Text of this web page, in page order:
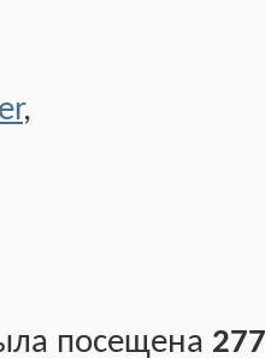
,
посещена